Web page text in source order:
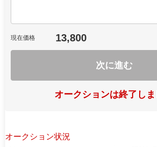
現在価格 13,800
次に進む
オークションは終了し
オークション状況